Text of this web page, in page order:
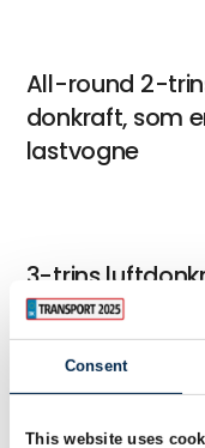
Consent
This website uses
All-round 2-
donkraft, som
lastvogne
3-trins
og andre
Transportabel